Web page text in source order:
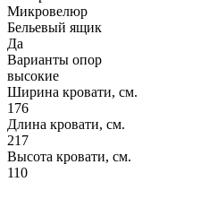
Микровелюр
Бельевый ящик
Да
Варианты опор
высокие
Ширина кровати, см.
176
Длина кровати, см.
217
Высота кровати, см.
110